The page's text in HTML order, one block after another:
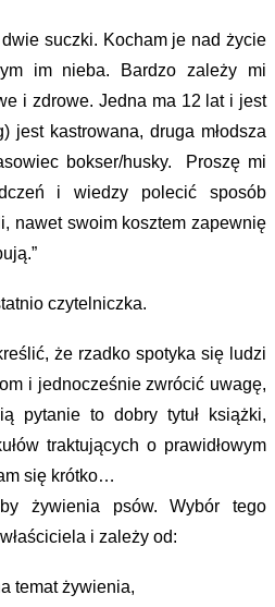
suczki. Kocham je nad życie
im nieba. Bardzo zależy mi
i zdrowe. Jedna ma 12 lat i jest
jest kastrowana, druga młodsza
bokser/husky. Proszę mi
i wiedzy polecić sposób
nawet swoim kosztem zapewnię
czytelniczka.
że rzadko spotyka się ludzi
i jednocześnie zwrócić uwagę,
pytanie to dobry tytuł książki,
traktujących o prawidłowym
się krótko…
żywienia psów. Wybór tego
i zależy od:
temat żywienia,